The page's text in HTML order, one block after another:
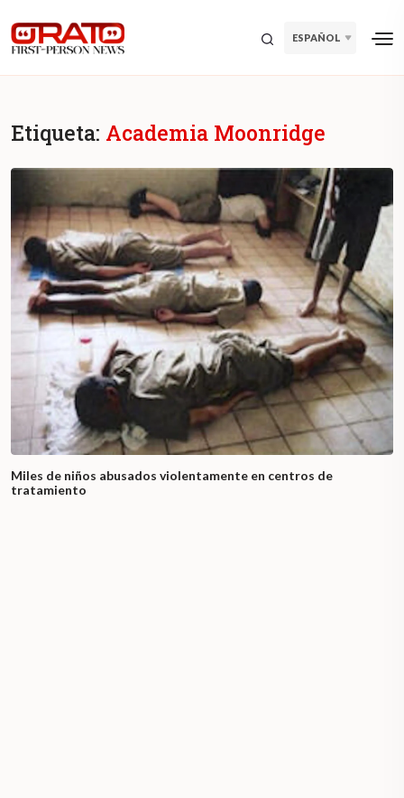
ESPAÑOL
Etiqueta: Academia Moonridge
Miles de niños abusados ​​violentamente en centros de
tratamiento